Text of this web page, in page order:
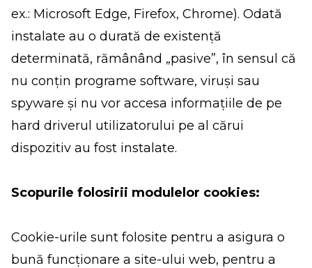
ex.: Microsoft Edge, Firefox, Chrome). Odată
instalate au o durată de existență
determinată, rămânând „pasive”, în sensul că
nu conțin programe software, viruși sau
spyware și nu vor accesa informațiile de pe
hard driverul utilizatorului pe al cărui
dispozitiv au fost instalate.
Scopurile folosirii modulelor cookies:
Cookie-urile sunt folosite pentru a asigura o
bună funcționare a site-ului web, pentru a